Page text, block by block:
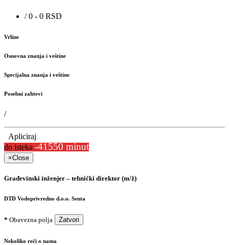
/ 0 - 0 RSD
Vrline
Osnovna znanja i veštine
Specijalna znanja i veštine
Posebni zahtevi
/
Apliciraj
do isteka -41550 minut
×Close
Građevinski inženjer – tehnički direktor (m/ž)
DTD Vodoprivredno d.o.o. Senta
* Obavezna polja Zatvori
Nekoliko reči o nama